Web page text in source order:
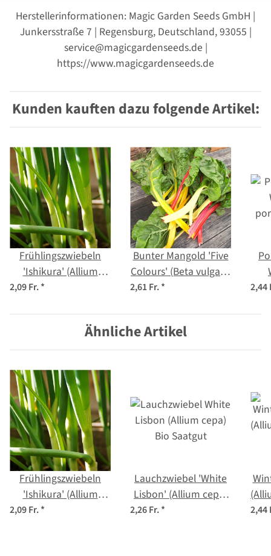
Herstellerinformationen: Magic Garden Seeds GmbH |
Junkersstraße 7 | Regensburg, Deutschland, 93055 |
service@magicgardenseeds.de |
https://www.magicgardenseeds.de
Kunden kauften dazu folgende Artikel:
Frühlingszwiebeln
'Ishikura' (Allium
fistulosum) Samen
2,09 Fr.*
Bunter Mangold 'Five
Colours' (Beta vulgaris
ssp.vulgaris) Bio
2,61 Fr.* 2,44
Ähnliche Artikel
Frühlingszwiebeln
'Ishikura' (Allium
fistulosum) Samen
2,09 Fr.*
Lauchzwiebel 'White
Lisbon' (Allium cepa)
Bio Saatgut
2,26 Fr.* 2,44